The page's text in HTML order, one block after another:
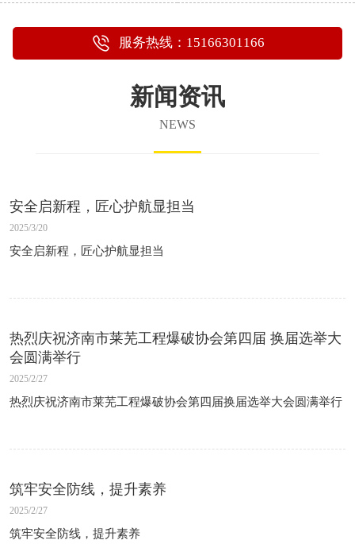
服务热线：15166301166
新闻资讯
NEWS
安全启新程，匠心护航显担当
2025/3/20
安全启新程，匠心护航显担当
热烈庆祝济南市莱芜工程爆破协会第四届 换届选举大
会圆满举行
2025/2/27
热烈庆祝济南市莱芜工程爆破协会第四届换届选举大会圆满举行
筑牢安全防线，提升素养
2025/2/27
筑牢安全防线，提升素养